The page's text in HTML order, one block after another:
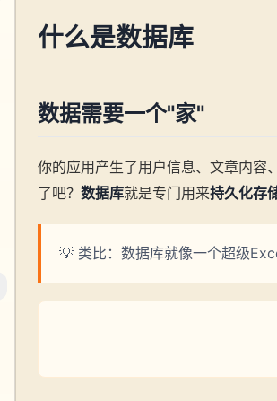
什么是数据库
数据需要一个"家"
你的应用产生了用户信息、文章内
了吧？ 数据库就是专门用来持久化存
💡 类比：数据库就像一个超级